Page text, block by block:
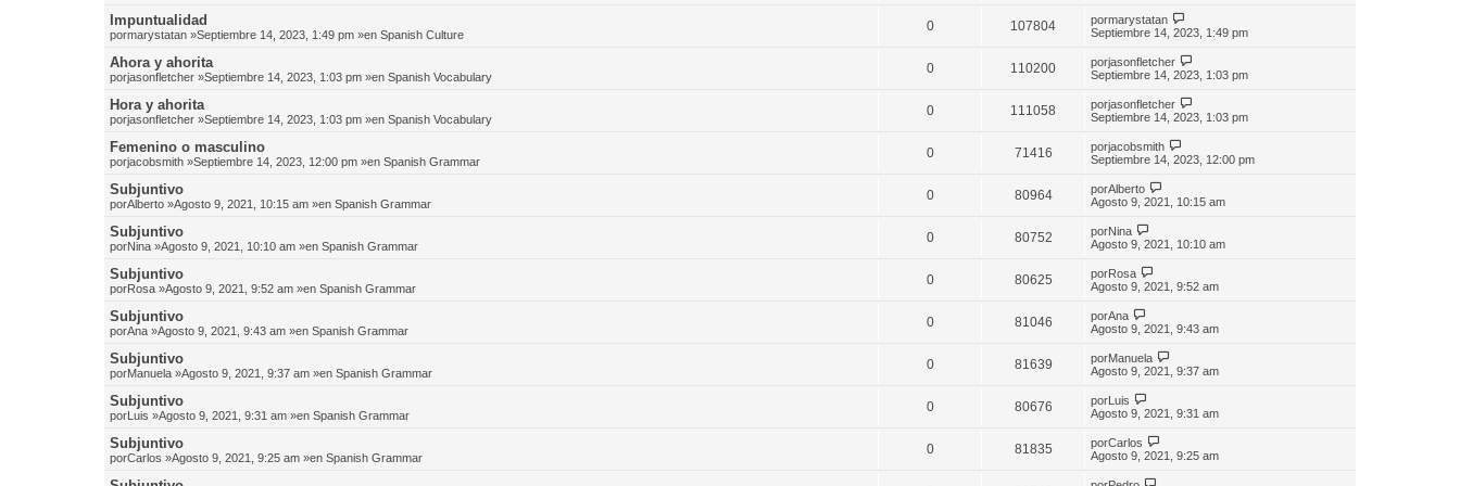
Impuntualidad
pormarystatan »Septiembre 14, 2023, 1:49 pm »en Spanish Culture
0 107804 pormarystatan
Septiembre 14, 2023, 1:49 pm
Ahora y ahorita
porjasonfletcher »Septiembre 14, 2023, 1:03 pm »en Spanish Vocabulary
0 110200 porjasonfletcher
Septiembre 14, 2023, 1:03 pm
Hora y ahorita
porjasonfletcher »Septiembre 14, 2023, 1:03 pm »en Spanish Vocabulary
0 111058 porjasonfletcher
Septiembre 14, 2023, 1:03 pm
Femenino o masculino
porjacobsmith »Septiembre 14, 2023, 12:00 pm »en Spanish Grammar
0 71416 porjacobsmith
Septiembre 14, 2023, 12:00 pm
Subjuntivo
porAlberto »Agosto 9, 2021, 10:15 am »en Spanish Grammar
0 80964 porAlberto
Agosto 9, 2021, 10:15 am
Subjuntivo
porNina »Agosto 9, 2021, 10:10 am »en Spanish Grammar
0 80752 porNina
Agosto 9, 2021, 10:10 am
Subjuntivo
porRosa »Agosto 9, 2021, 9:52 am »en Spanish Grammar
0 80625 porRosa
Agosto 9, 2021, 9:52 am
Subjuntivo
porAna »Agosto 9, 2021, 9:43 am »en Spanish Grammar
0 81046 porAna
Agosto 9, 2021, 9:43 am
Subjuntivo
porManuela »Agosto 9, 2021, 9:37 am »en Spanish Grammar
0 81639 porManuela
Agosto 9, 2021, 9:37 am
Subjuntivo
porLuis »Agosto 9, 2021, 9:31 am »en Spanish Grammar
0 80676 porLuis
Agosto 9, 2021, 9:31 am
Subjuntivo
porCarlos »Agosto 9, 2021, 9:25 am »en Spanish Grammar
0 81835 porCarlos
Agosto 9, 2021, 9:25 am